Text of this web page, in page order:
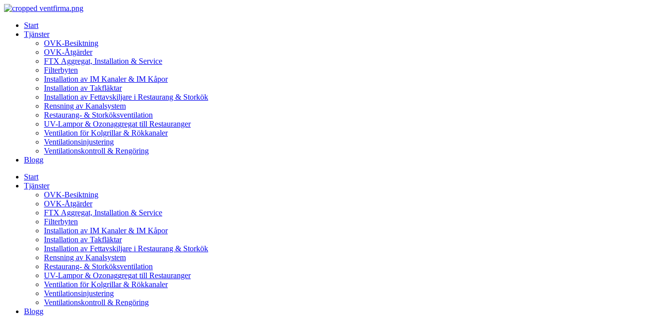
Skip
contentStart
Tjänster
OVK-Besiktning
OVK-Åtgärder
FTX Aggregat, Installation & Service
Filterbyten
Installation av IM Kanaler & IM Kåpor
Installation av Takfläktar
Installation av Fettavskiljare i Restaurang & Storkök
Rensning av Kanalsystem
Restaurang- & Storköksventilation
UV-Lampor & Ozonaggregat till Restauranger
Ventilation för Kolgrillar & Rökkanaler
Ventilationsinjustering
Ventilationskontroll & Rengöring
Blogg
Start
Tjänster
OVK-Besiktning
OVK-Åtgärder
FTX Aggregat, Installation & Service
Filterbyten
Installation av IM Kanaler & IM Kåpor
Installation av Takfläktar
Installation av Fettavskiljare i Restaurang & Storkök
Rensning av Kanalsystem
Restaurang- & Storköksventilation
UV-Lampor & Ozonaggregat till Restauranger
Ventilation för Kolgrillar & Rökkanaler
Ventilationsinjustering
Ventilationskontroll & Rengöring
Blogg